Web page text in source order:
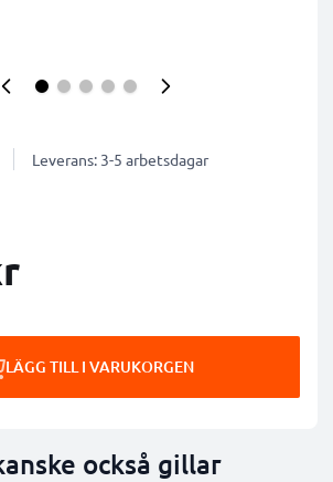
Leverans: 3-5 arbetsdagar
LÄGG TILL I VARUKORGEN
också gillar